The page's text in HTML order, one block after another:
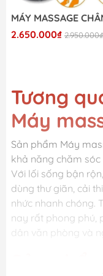
2.650.000₫ 2.950.000₫
Tương
Máy
Sản phẩm Máy
khả năng chăm
Với lối sống bận
dùng thư giãn, cải
nhức nhanh chóng.
nay rất phong phú,
dân văn phòng và
Sản